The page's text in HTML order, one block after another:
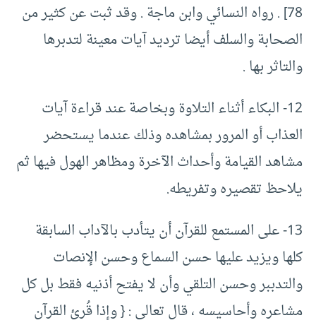
78] . رواه النسائي وابن ماجة . وقد ثبت عن كثير من
الصحابة والسلف أيضا ترديد آيات معينة لتدبرها
والتاثر بها .
12- البكاء أثناء التلاوة وبخاصة عند قراءة آيات
العذاب أو المرور بمشاهده وذلك عندما يستحضر
مشاهد القيامة وأحداث الآخرة ومظاهر الهول فيها ثم
يلاحظ تقصيره وتفريطه.
13- على المستمع للقرآن أن يتأدب بالآداب السابقة
كلها ويزيد عليها حسن السماع وحسن الإنصات
والتدببر وحسن التلقي وأن لا يفتح أذنيه فقط بل كل
مشاعره وأحاسيسه ، قال تعالى : { وإذا قُرئ القرآن